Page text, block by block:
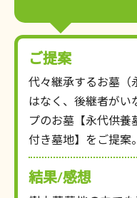
ご提案
代々継承するお墓（
はなく、後継者がい
プのお墓【永代供養
付き墓地】をご提案。
結果/感想